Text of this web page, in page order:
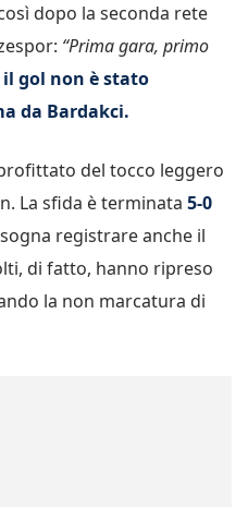
dopo la seconda rete
“Prima gara, primo
il gol non è stato
da Bardakci.
del tocco leggero
La sfida è terminata 5-0
registrare anche il
di fatto, hanno ripreso
la non marcatura di